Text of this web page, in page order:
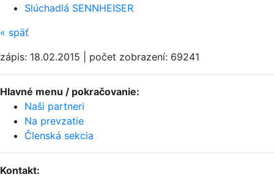
Slúchadlá SENNHEISER
« späť
zápis: 18.02.2015 | počet zobrazení: 69241
Hlavné menu / pokračovanie:
Naši partneri
Na prevzatie
Členská sekcia
Kontakt: